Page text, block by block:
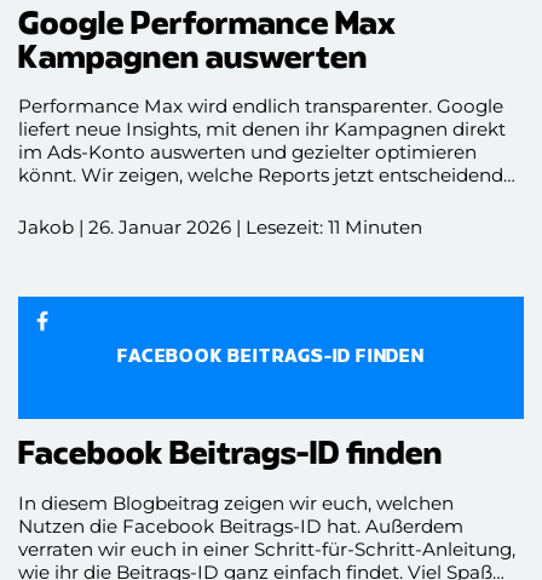
Google Performance Max
Kampagnen auswerten
Performance Max wird endlich transparenter. Google
liefert neue Insights, mit denen ihr Kampagnen direkt
im Ads-Konto auswerten und gezielter optimieren
könnt. Wir zeigen, welche Reports jetzt entscheidend
Assets richtig bewertet und worauf es bei der
Optimierung wirklich ankommt. So holt ihr aus eurer
Jakob | 26. Januar 2026 | Lesezeit: 11 Minuten
FACEBOOK BEITRAGS-ID FINDEN
Facebook Beitrags-ID finden
In diesem Blogbeitrag zeigen wir euch, welchen
Nutzen die Facebook Beitrags-ID hat. Außerdem
verraten wir euch in einer Schritt-für-Schritt-Anleitung,
wie ihr die Beitrags-ID ganz einfach findet. Viel Spaß